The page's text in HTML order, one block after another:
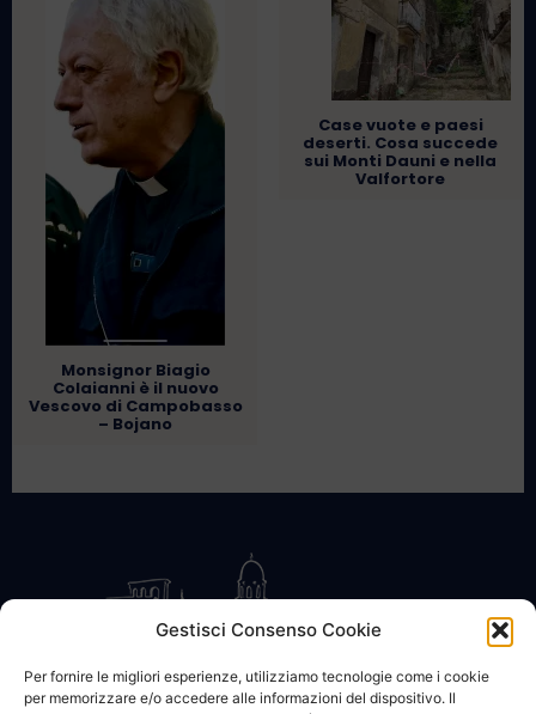
Gestisci Consenso Cookie
Per fornire le migliori esperienze, utilizziamo tecnologie come i cookie
per memorizzare e/o accedere alle informazioni del dispositivo. Il
Monsignor Biagio
Colaianni è il nuovo
Vescovo di Campobasso
– Bojano
Case vuote e paesi
deserti. Cosa succede
sui Monti Dauni e nella
Valfortore